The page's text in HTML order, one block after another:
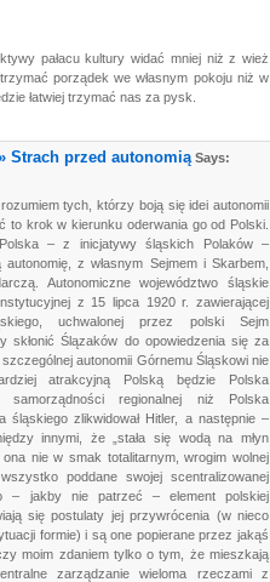
pałacu kultury widać mniej niż z wież
porządek we własnym pokoju niż w
łatwiej trzymać nas za pysk.
Strach przed autonomią Says:
tych, którzy boją się idei autonomii
to krok w kierunku oderwania go od Polski.
– z inicjatywy śląskich Polaków –
z własnym Sejmem i Skarbem,
Autonomiczne województwo śląskie
z 15 lipca 1920 r. zawierającej
uchwalonej przez polski Sejm
skłonić Ślązaków do opowiedzenia się za
autonomii Górnemu Śląskowi nie
atrakcyjną Polską będzie Polska
regionalnej niż Polska
śląskiego zlikwidował Hitler, a następnie –
innymi, że „stała się wodą na młyn
nie w smak totalitarnym, wrogim wolnej
poddane swojej scentralizowanej
– jakby nie patrzeć – element polskiej
się postulaty jej przywrócenia (w nieco
formie) i są one popierane przez jakąś
moim zdaniem tylko o tym, że mieszkają
zarządzanie wieloma rzeczami z